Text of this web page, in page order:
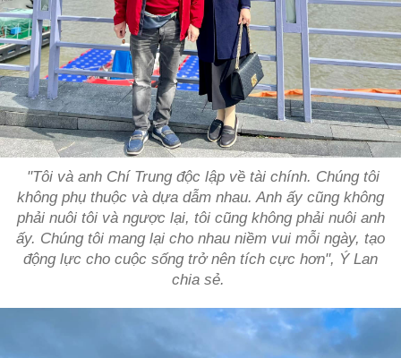
"Tôi và anh Chí Trung độc lập về tài chính. Chúng tôi
không phụ thuộc và dựa dẫm nhau. Anh ấy cũng không
phải nuôi tôi và ngược lại, tôi cũng không phải nuôi anh
ấy. Chúng tôi mang lại cho nhau niềm vui mỗi ngày, tạo
động lực cho cuộc sống trở nên tích cực hơn", Ý Lan
chia sẻ.